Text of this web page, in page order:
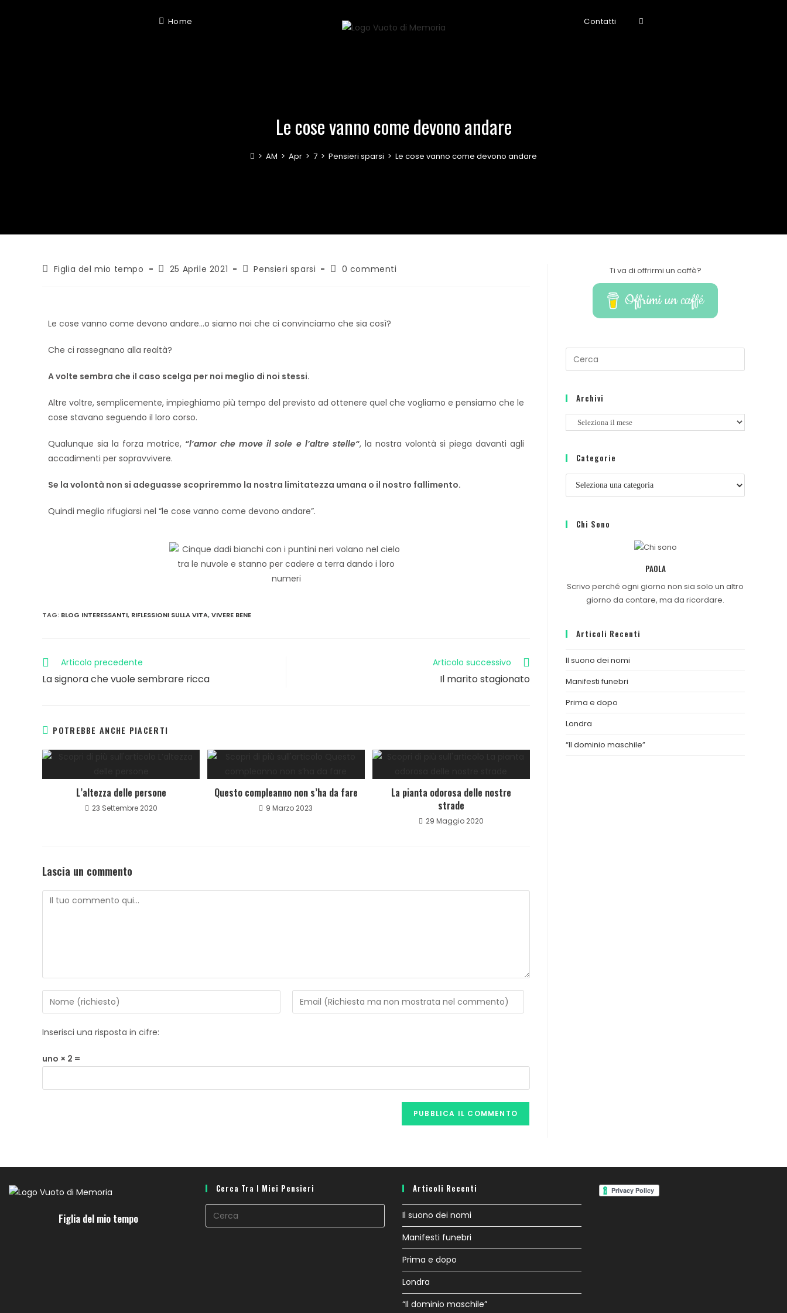
Home Contatti
Le cose vanno come devono andare
> AM > Apr > 7 > Pensieri sparsi > Le cose vanno come devono andare
Figlia del mio tempo 25 Aprile 2021 Pensieri sparsi 0 commenti
Le cose vanno come devono andare…o siamo noi che ci convinciamo che sia così?
Che ci rassegnano alla realtà?
A volte sembra che il caso scelga per noi meglio di noi stessi.
Altre voltre, semplicemente, impieghiamo più tempo del previsto ad ottenere quel che vogliamo e pensiamo che le
cose stavano seguendo il loro corso.
Qualunque sia la forza motrice, “l‘amor che move il sole e l’altre stelle“, la nostra volontà si piega davanti agli
accadimenti per sopravvivere.
Se la volontà non si adeguasse scopriremmo la nostra limitatezza umana o il nostro fallimento.
Quindi meglio rifugiarsi nel “le cose vanno come devono andare”.
TAG: BLOG INTERESSANTI, RIFLESSIONI SULLA VITA,VIVERE BENE
Articolo precedente
La signora che vuole sembrare ricca
Articolo successivo
Il marito stagionato
POTREBBE ANCHE PIACERTI
L’altezza delle persone
23 Settembre 2020
Questo compleanno non s’ha da fare
9 Marzo 2023
La pianta odorosa delle nostre
strade
29 Maggio 2020
Lascia un commento
Inserisci una risposta in cifre:
uno × 2 =
Ti va di offrirmi un caffè?
Offrimi un caffé
Archivi
Categorie
Chi Sono
PAOLA
Scrivo perché ogni giorno non sia solo un altro
giorno da contare, ma da ricordare.
Articoli Recenti
Il suono dei nomi
Manifesti funebri
Prima e dopo
Londra
“Il dominio maschile”
Figlia del mio tempo
Cerca Tra I Miei Pensieri Articoli Recenti
Il suono dei nomi
Manifesti funebri
Prima e dopo
Londra
“Il dominio maschile”